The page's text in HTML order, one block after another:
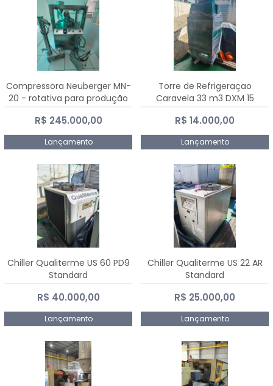
Compressora Neuberger MN-
20 - rotativa para produção
de comprimidos
R$ 245.000,00
Lançamento
Torre de Refrigeraçao
Caravela 33 m3 DXM 15
R$ 14.000,00
Lançamento
Chiller Qualiterme US 60 PD9
Standard
R$ 40.000,00
Lançamento
Chiller Qualiterme US 22 AR
Standard
R$ 25.000,00
Lançamento